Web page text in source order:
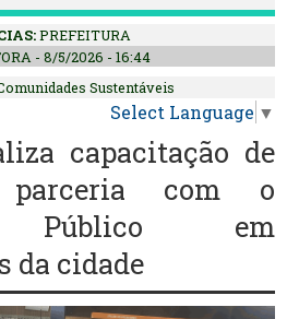
PREFEITURA
- 8/5/2026 - 16:44
Sustentáveis
Select Language ▼
capacitação de
com o
Público em
da cidade